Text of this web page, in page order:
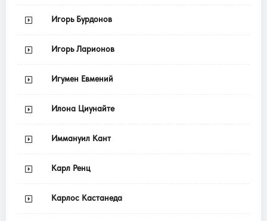
Игорь Бурдонов
Игорь Ларионов
Игумен Евмений
Илона Циунайте
Иммануил Кант
Карл Ренц
Карлос Кастанеда